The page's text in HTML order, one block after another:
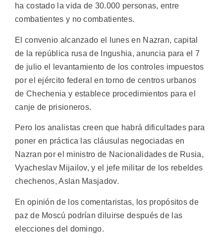
ha costado la vida de 30.000 personas, entre
combatientes y no combatientes.
El convenio alcanzado el lunes en Nazran, capital
de la república rusa de Ingushia, anuncia para el 7
de julio el levantamiento de los controles impuestos
por el ejército federal en torno de centros urbanos
de Chechenia y establece procedimientos para el
canje de prisioneros.
Pero los analistas creen que habrá dificultades para
poner en práctica las cláusulas negociadas en
Nazran por el ministro de Nacionalidades de Rusia,
Vyacheslav Mijailov, y el jefe militar de los rebeldes
chechenos, Aslan Masjadov.
En opinión de los comentaristas, los propósitos de
paz de Moscú podrían diluirse después de las
elecciones del domingo.